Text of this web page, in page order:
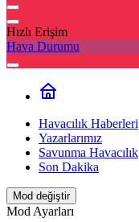
Hızlı Erişim
Hava Durumu
Havacılık Haberleri
Yazarlarımız
Savunma Havacılık
Son Dakika
Mod değiştir
Mod Ayarları